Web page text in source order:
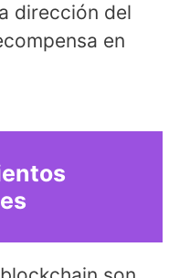
dirección del
en